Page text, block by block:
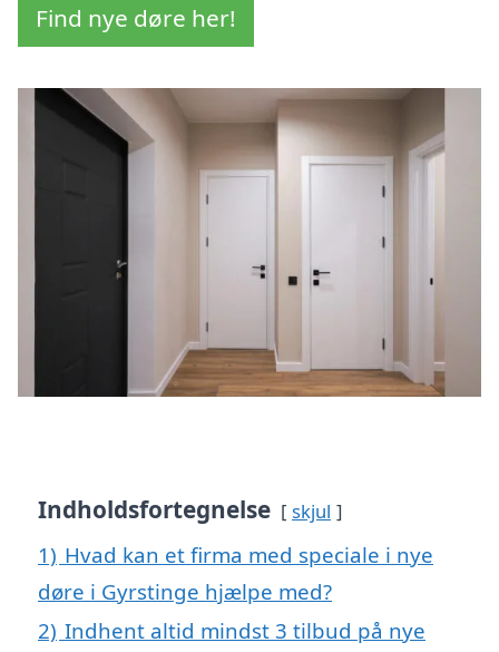
Find nye døre her!
Indholdsfortegnelse skjul
1) Hvad kan et firma med speciale i nye
døre i Gyrstinge hjælpe med?
2) Indhent altid mindst 3 tilbud på nye